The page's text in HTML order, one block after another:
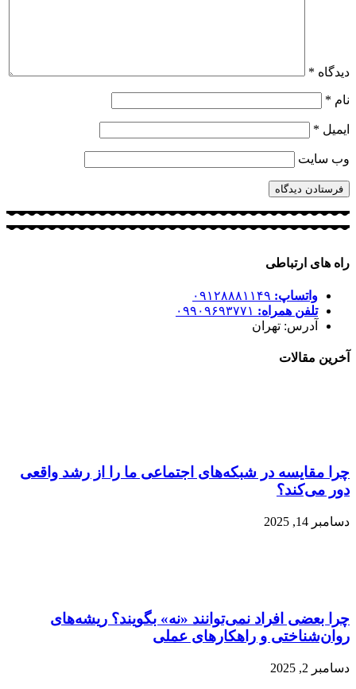
دیدگاه *
نام *
ایمیل *
وب‌ سایت
راه های ارتباطی
واتساپ: ۰۹۱۲۸۸۸۱۱۴۹
تلفن همراه: ۰۹۹۰۹۶۹۳۷۷۱
آدرس: تهران
آخرین مقالات
چرا مقایسه در شبکه‌های اجتماعی ما را از رشد واقعی
دور می‌کند؟
دسامبر 14, 2025
چرا بعضی افراد نمی‌توانند «نه» بگویند؟ ریشه‌های
روان‌شناختی و راهکارهای عملی
دسامبر 2, 2025